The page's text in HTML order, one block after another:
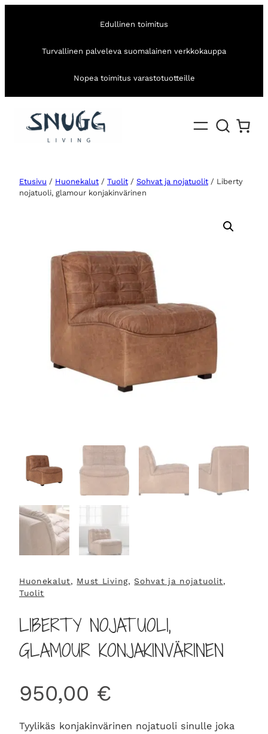
Edullinen toimitus
Turvallinen palveleva suomalainen verkkokauppa
Nopea toimitus varastotuotteille
Etusivu / Huonekalut / Tuolit / Sohvat ja nojatuolit / Liberty
nojatuoli, glamour konjakinvärinen
Huonekalut, Must Living, Sohvat ja nojatuolit
Tuolit
LIBERTY NOJATUOLI,
GLAMOUR KONJAKINVÄRINEN
950,00 €
Tyylikäs konjakinvärinen nojatuoli sinulle joka